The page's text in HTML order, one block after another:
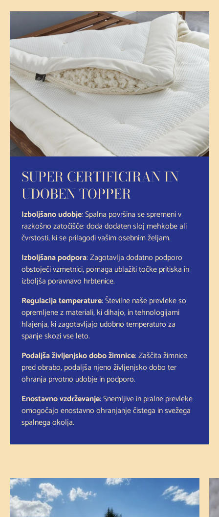
SUPER CERTIFICIRAN IN
UDOBEN TOPPER
Izboljšano udobje: Spalna površina se spremeni v
razkošno zatočišče: doda dodaten sloj mehkobe ali
čvrstosti, ki se prilagodi vašim osebnim željam.
Izboljšana podpora: Zagotavlja dodatno podporo
obstoječi vzmetnici, pomaga ublažiti točke pritiska in
izboljša poravnavo hrbtenice.
Regulacija temperature: Številne naše prevleke so
opremljene z materiali, ki dihajo, in tehnologijami
hlajenja, ki zagotavljajo udobno temperaturo za
spanje skozi vse leto.
Podaljša življenjsko dobo žimnice: Zaščita žimnice
pred obrabo, podaljša njeno življenjsko dobo ter
ohranja prvotno udobje in podporo.
Enostavno vzdrževanje: Snemljive in pralne prevleke
omogočajo enostavno ohranjanje čistega in svežega
spalnega okolja.